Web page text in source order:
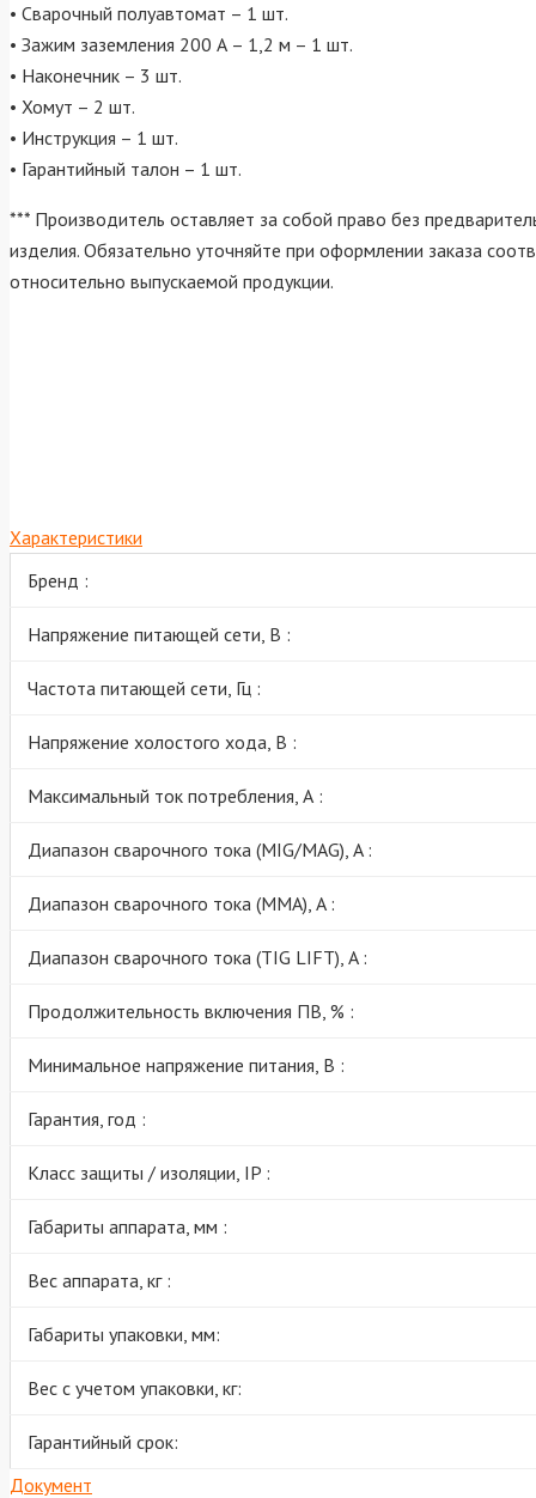
• Сварочный полуавтомат – 1 шт.
• Зажим заземления 200 А – 1,2 м – 1 шт.
• Наконечник – 3 шт.
• Хомут – 2 шт.
• Инструкция – 1 шт.
• Гарантийный талон – 1 шт.
*** Производитель оставляет за собой право без
изделия. Обязательно уточняйте при оформлении заказа
относительно выпускаемой продукции.
Характеристики
Бренд :
Напряжение питающей сети, В :
Частота питающей сети, Гц :
Напряжение холостого хода, В :
Максимальный ток потребления, А :
Диапазон сварочного тока (MIG/MAG), A :
Диапазон сварочного тока (MМА), A :
Диапазон сварочного тока (TIG LIFT), A :
Продолжительность включения ПВ, % :
Минимальное напряжение питания, В :
Гарантия, год :
Класс защиты / изоляции, IP :
Габариты аппарата, мм :
Вес аппарата, кг :
Габариты упаковки, мм:
Вес с учетом упаковки, кг:
Гарантийный срок:
Документ